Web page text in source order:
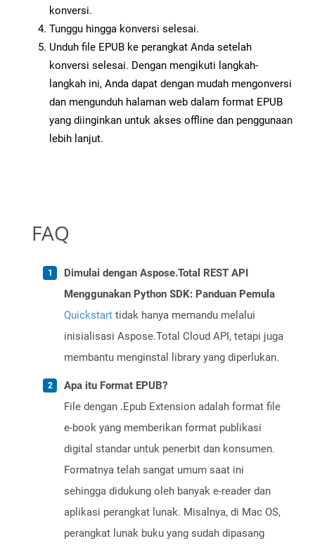
konversi.
Tunggu hingga konversi selesai.
Unduh file EPUB ke perangkat Anda setelah
konversi selesai. Dengan mengikuti langkah-
langkah ini, Anda dapat dengan mudah mengonversi
dan mengunduh halaman web dalam format EPUB
yang diinginkan untuk akses offline dan penggunaan
lebih lanjut.
FAQ
Dimulai dengan Aspose.Total REST API
Menggunakan Python SDK: Panduan Pemula
Quickstart tidak hanya memandu melalui
inisialisasi Aspose.Total Cloud API, tetapi juga
membantu menginstal library yang diperlukan.
Apa itu Format EPUB?
File dengan .Epub Extension adalah format file
e-book yang memberikan format publikasi
digital standar untuk penerbit dan konsumen.
Formatnya telah sangat umum saat ini
sehingga didukung oleh banyak e-reader dan
aplikasi perangkat lunak. Misalnya, di Mac OS,
perangkat lunak buku yang sudah dipasang